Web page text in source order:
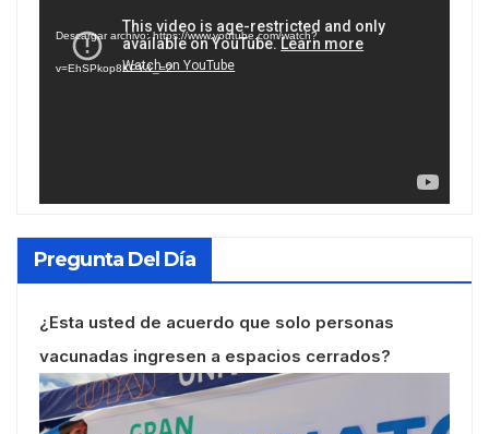
vídeo
Descargar archivo: https://www.youtube.com/watch?
v=EhSPkop8KPY&_=2
Pregunta Del Día
¿Esta usted de acuerdo que solo personas
vacunadas ingresen a espacios cerrados?